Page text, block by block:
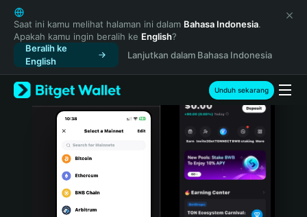
English
日本語
Tiếng Việt
Русский
Español (Latinoamérica)
Türkçe
Italiano
Português (Portugal)
Bahasa Indonesia
Saat ini kamu melihat halaman ini dalam Bahasa Indonesia.
Apakah kamu ingin beralih ke English?
Beralih ke
English
Lanjutkan dalam Bahasa Indonesia
Unduh sekarang